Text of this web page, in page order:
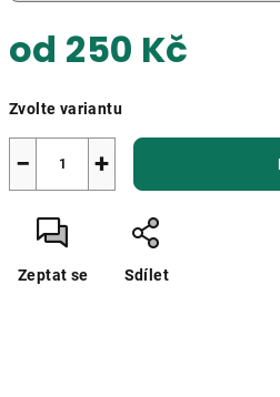
od 250 Kč
cena:
Zvolte variantu
+
−
Zeptat se Sdílet